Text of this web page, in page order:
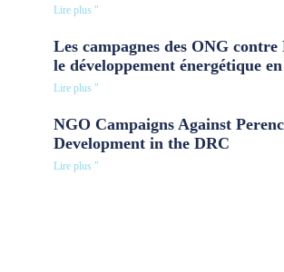
Lire plus "
Les campagnes des ONG contre
le développement énergétique
Lire plus "
NGO Campaigns Against
Development in the DRC
Lire plus "